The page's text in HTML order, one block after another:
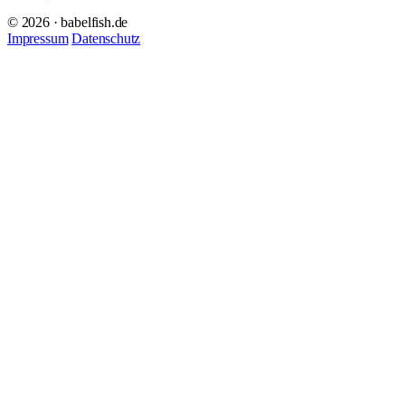
© 2026 · babelfish.de
Impressum Datenschutz